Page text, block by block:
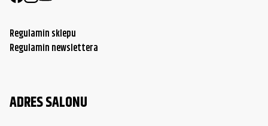
Regulamin sklepu
Regulamin newslettera
ADRES SALONU